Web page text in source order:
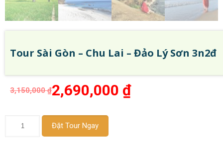
Tour Sài Gòn – Chu Lai – Đảo Lý Sơn 3n2đ
3,150,000₫2,690,000 ₫
Đặt Tour Ngay